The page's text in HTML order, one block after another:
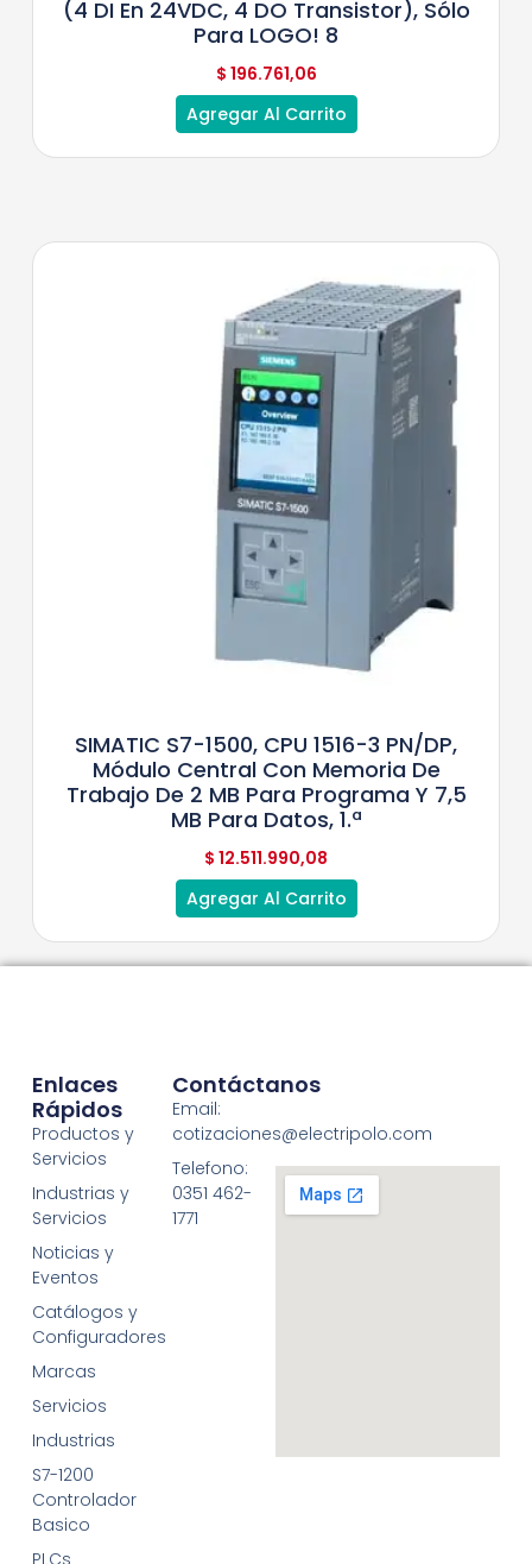
(4 DI En 24VDC, 4 DO Transistor), Sólo
Para LOGO! 8
$ 196.761,06
Agregar Al Carrito
SIMATIC S7-1500, CPU 1516-3 PN/DP,
Módulo Central Con Memoria De
Trabajo De 2 MB Para Programa Y 7,5
MB Para Datos, 1.ª
$ 12.511.990,08
Agregar Al Carrito
Enlaces
Rápidos
Productos y
Servicios
Industrias y
Servicios
Noticias y
Eventos
Catálogos y
Configuradores
Marcas
Servicios
Industrias
S7-1200
Controlador
Basico
Contáctanos
Email:
cotizaciones@electripolo.com
Telefono:
0351 462-
1771